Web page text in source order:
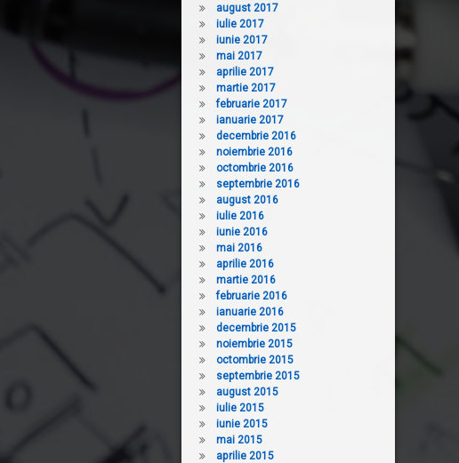
august 2017
iulie 2017
iunie 2017
mai 2017
aprilie 2017
martie 2017
februarie 2017
ianuarie 2017
decembrie 2016
noiembrie 2016
octombrie 2016
septembrie 2016
august 2016
iulie 2016
iunie 2016
mai 2016
aprilie 2016
martie 2016
februarie 2016
ianuarie 2016
decembrie 2015
noiembrie 2015
octombrie 2015
septembrie 2015
august 2015
iulie 2015
iunie 2015
mai 2015
aprilie 2015